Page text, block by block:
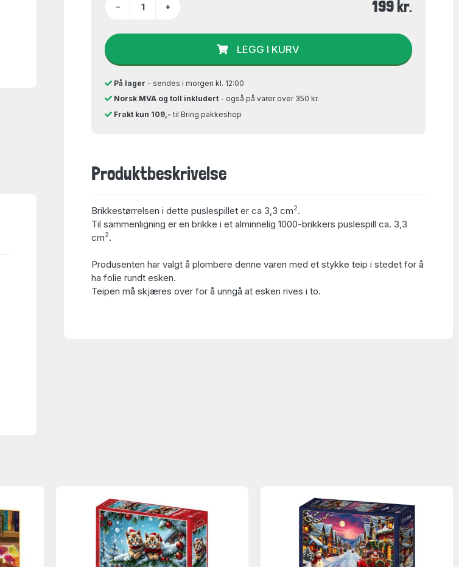
− + 199 kr.
LEGG I KURV
På lager - sendes i morgen kl. 12:00
Norsk MVA og toll inkludert - også på varer over 350 kr.
Frakt kun 109,- til Bring pakkeshop
Produktbeskrivelse
Brikkestørrelsen i dette puslespillet er ca 3,3 cm2.
Til sammenligning er en brikke i et alminnelig 1000-brikkers puslespill ca. 3,3
cm2.
Produsenten har valgt å plombere denne varen med et stykke teip i stedet for å
ha folie rundt esken.
Teipen må skjæres over for å unngå at esken rives i to.